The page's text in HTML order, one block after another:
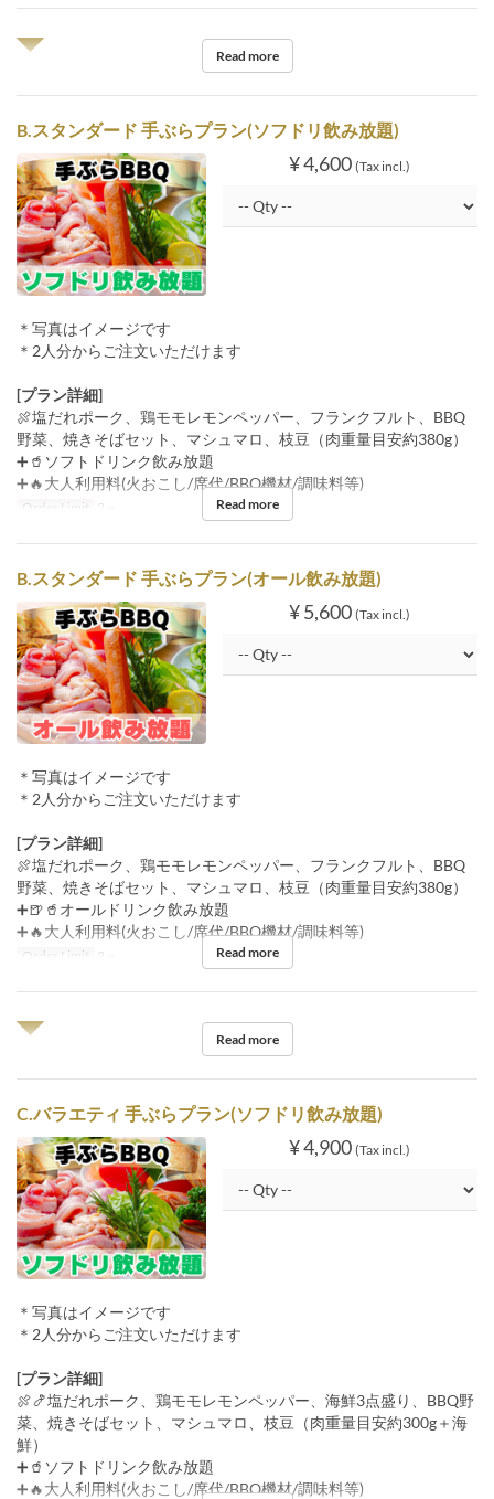
◥◤
Read more
B.スタンダード 手ぶらプラン(ソフドリ飲み放題)
¥ 4,600 (Tax incl.)
＊写真はイメージです
＊2人分からご注文いただけます
[プラン詳細]
🍖塩だれポーク、鶏モモレモンペッパー、フランクフルト、BBQ
野菜、焼きそばセット、マシュマロ、枝豆（肉重量目安約380g）
➕🥤ソフトドリンク飲み放題
➕🔥大人利用料(火おこし/席代/BBQ機材/調味料等)
Order Limit 2 ~ Read more
B.スタンダード 手ぶらプラン(オール飲み放題)
¥ 5,600 (Tax incl.)
＊写真はイメージです
＊2人分からご注文いただけます
[プラン詳細]
🍖塩だれポーク、鶏モモレモンペッパー、フランクフルト、BBQ
野菜、焼きそばセット、マシュマロ、枝豆（肉重量目安約380g）
➕🍺🥤オールドリンク飲み放題
➕🔥大人利用料(火おこし/席代/BBQ機材/調味料等)
Order Limit 2 ~ Read more
◥◤
Read more
C.バラエティ 手ぶらプラン(ソフドリ飲み放題)
¥ 4,900 (Tax incl.)
＊写真はイメージです
＊2人分からご注文いただけます
[プラン詳細]
🍖🍤塩だれポーク、鶏モモレモンペッパー、海鮮3点盛り、BBQ野
菜、焼きそばセット、マシュマロ、枝豆（肉重量目安約300g＋海
鮮）
➕🥤ソフトドリンク飲み放題
➕🔥大人利用料(火おこし/席代/BBQ機材/調味料等)